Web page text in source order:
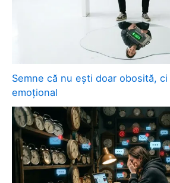
Semne că nu ești doar obosită,
emoțional